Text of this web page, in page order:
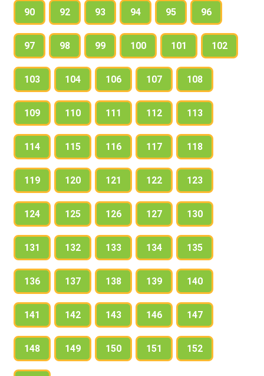
90 92 93 94 95 96
97 98 99 100 101 102
103 104 106 107 108
109 110 111 112 113
114 115 116 117 118
119 120 121 122 123
124 125 126 127 130
131 132 133 134 135
136 137 138 139 140
141 142 143 146 147
148 149 150 151 152